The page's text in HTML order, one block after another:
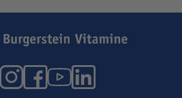
Instagram
Facebook
YouTube
LinkedIn